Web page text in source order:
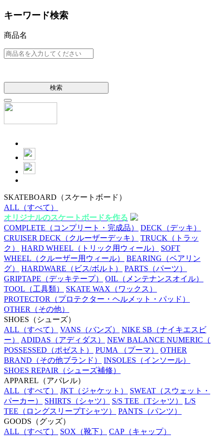
キーワード検索
商品名
検索
SKATEBOARD （スケートボード）
ALL （すべて）
オリジナルのスケートボードを作る
COMPLETE （コンプリート・完成品） DECK （デッキ）
CRUISER DECK （クルーザーデッキ） TRUCK （トラッ
ク）
HARD WHEEL （トリック用ウィール）
SOFT
WHEEL （クルーザー用ウィール） BEARING （ベアリン
グ）
HARDWARE （ビス/ボルト） PARTS （パーツ）
GRIPTAPE （デッキテープ） OIL （メンテナンスオイル）
TOOL （工具類） SKATE WAX （ワックス）
PROTECTOR （プロテクター・ヘルメット・パッド）
OTHER （その他）
SHOES （シューズ）
ALL （すべて） VANS （バンズ） NIKE SB （ナイキエスビ
ー）
ADIDAS （アディダス） NEW BALANCE NUMERIC （
POSSESSED （ポゼスト） PUMA （プーマ）
OTHER
BRAND （その他ブランド） INSOLES （インソール）
SHOES REPAIR （シューズ補修）
APPAREL （アパレル）
ALL （すべて） JKT （ジャケット） SWEAT （スウェット・
パーカー）
SHIRTS （シャツ） S/S TEE （Tシャツ）
L/S
TEE （ロングスリーブTシャツ） PANTS （パンツ）
GOODS （グッズ）
ALL （すべて） SOX （靴下） CAP （キャップ）